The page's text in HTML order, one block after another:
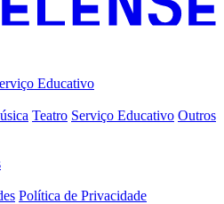
Educativo
Teatro Serviço Educativo Outros
Política de Privacidade